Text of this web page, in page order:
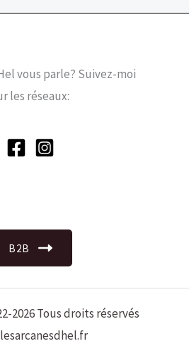
vous parle? Suivez-moi
les réseaux:
B2B
2026 Tous droits réservés